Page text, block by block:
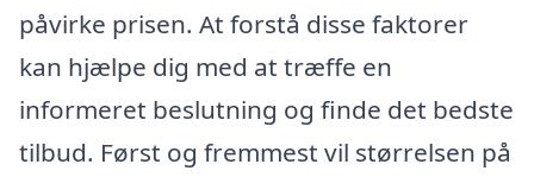
påvirke prisen. At forstå disse faktorer
kan hjælpe dig med at træffe en
informeret beslutning og finde det bedste
tilbud. Først og fremmest vil størrelsen på